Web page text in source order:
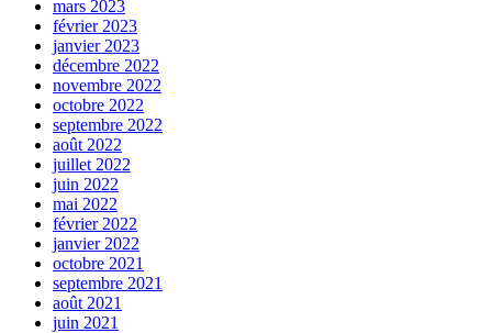
mars 2023
février 2023
janvier 2023
décembre 2022
novembre 2022
octobre 2022
septembre 2022
août 2022
juillet 2022
juin 2022
mai 2022
février 2022
janvier 2022
octobre 2021
septembre 2021
août 2021
juin 2021